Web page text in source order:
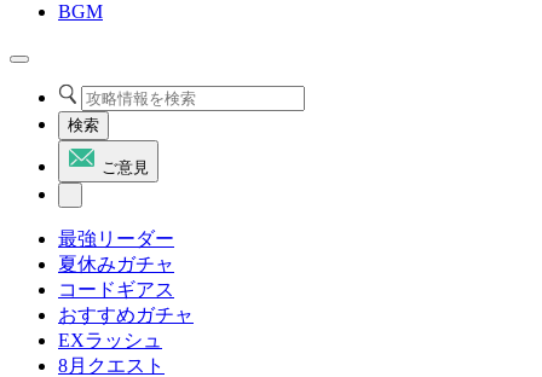
BGM
検索
ご意見
最強リーダー
夏休みガチャ
コードギアス
おすすめガチャ
EXラッシュ
8月クエスト